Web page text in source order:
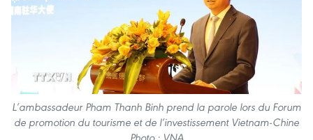
L’ambassadeur Pham Thanh Binh prend la parole lors du Forum
de promotion du tourisme et de l’investissement Vietnam-Chine